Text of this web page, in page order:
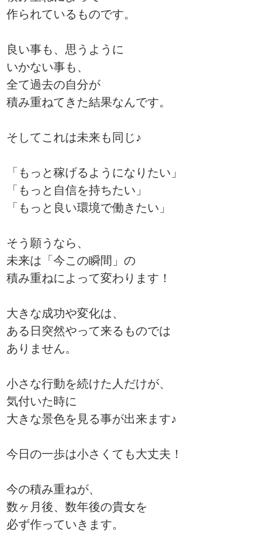
作られているものです。
良い事も、思うように
いかない事も、
全て過去の自分が
積み重ねてきた結果なんです。
そしてこれは未来も同じ♪
「もっと稼げるようになりたい」
「もっと自信を持ちたい」
「もっと良い環境で働きたい」
そう願うなら、
未来は「今この瞬間」の
積み重ねによって変わります！
大きな成功や変化は、
ある日突然やって来るものでは
ありません。
小さな行動を続けた人だけが、
気付いた時に
大きな景色を見る事が出来ます♪
今日の一歩は小さくても大丈夫！
今の積み重ねが、
数ヶ月後、数年後の貴女を
必ず作っていきます。